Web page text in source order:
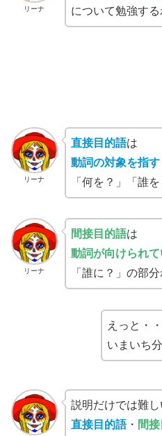
リーナ
について勉強する
リーナ
直接目的語は
動詞の対象を指す
「何を？」「誰
リーナ
間接目的語は
動詞が向けられ
「誰に？」の部分
えっと・・
いまいち
説明だけでは難
直接目的語・ 間